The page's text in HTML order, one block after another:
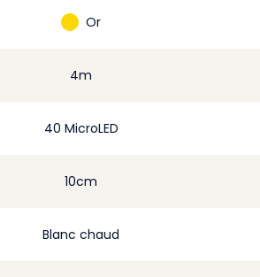
Or
4m
40 MicroLED
10cm
Blanc chaud